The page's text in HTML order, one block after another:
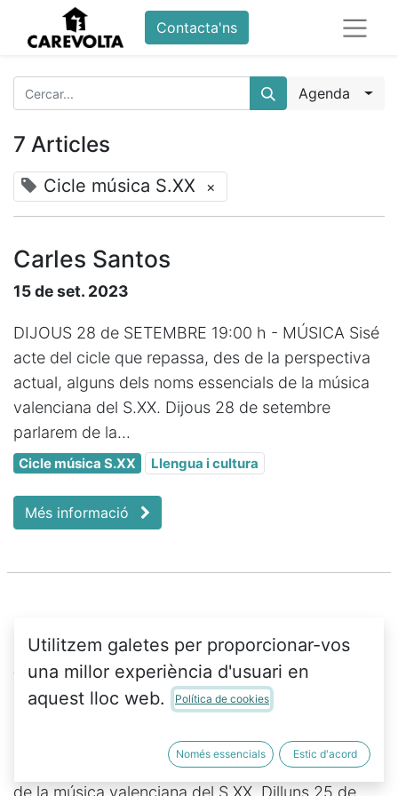
Contacta'ns
Agenda
7 Articles
Cicle música S.XX ×
Carles Santos
15 de set. 2023
DIJOUS 28 de SETEMBRE 19:00 h - MÚSICA Sisé
acte del cicle que repassa, des de la perspectiva
actual, alguns dels noms essencials de la música
valenciana del S.XX. Dijous 28 de setembre
parlarem de la...
Cicle música S.XX Llengua i cultura
Més informació
Carraixet
15 de set. 2023
DILLUNS 25 de SETEMBRE 19:00 h - MÚSICA
Cinqué acte del cicle que repassa, des de la
perspectiva actual, alguns dels noms essencials
de la música valenciana del S.XX. Dilluns 25 de
Utilitzem galetes per proporcionar-vos
una millor experiència d'usuari en
aquest lloc web.
Política de cookies
Només essencials Estic d'acord